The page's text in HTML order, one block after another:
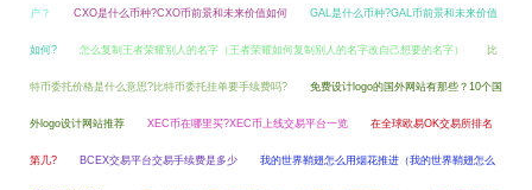
户？ CXO是什么币种?CXO币前景和未来价值如何 GAL是什么币种?GAL币前景和未来价值
如何? 怎么复制王者荣耀别人的名字（王者荣耀如何复制别人的名字改自己想要的名字） 比
特币委托价格是什么意思?比特币委托挂单要手续费吗? 免费设计logo的国外网站有那些？10个国
外logo设计网站推荐 XEC币在哪里买?XEC币上线交易平台一览 在全球欧易OK交易所排名
第几? BCEX交易平台交易手续费是多少 我的世界鞘翅怎么用烟花推进（我的世界鞘翅怎么